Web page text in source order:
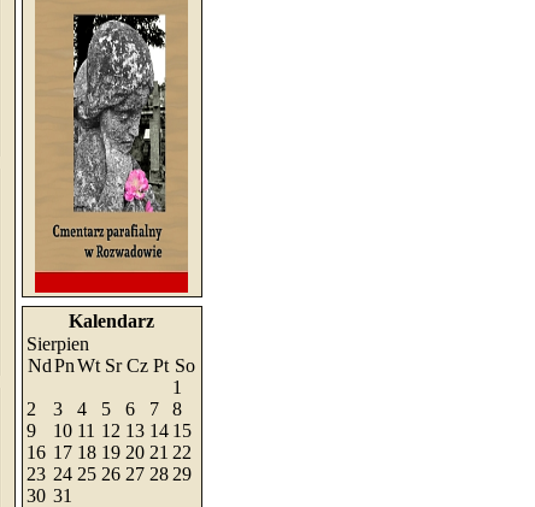
Kalendarz
Sierpien
NdPnWt Sr Cz Pt So
1
2
3 4 5 6 7
8
9
10 11 12 13 14 15
16 17 18 19 20 21 22
23 24 25 26 27 28 29
30 31